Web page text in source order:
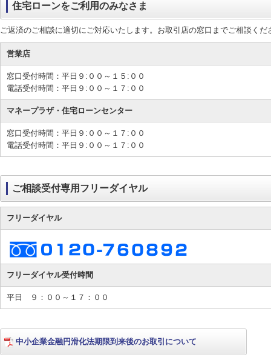
住宅ローンをご利用のみなさま
ご返済のご相談に適切にご対応いたします。お取引店の窓口までご相談くだ
営業店
窓口受付時間：平日９:００～１５:００
電話受付時間：平日９:００～１７:００
マネープラザ・住宅ローンセンター
窓口受付時間：平日９:００～１７:００
電話受付時間：平日９:００～１７:００
ご相談受付専用フリーダイヤル
フリーダイヤル
フリーダイヤル受付時間
平日 ９：００～１７：００
中小企業金融円滑化法期限到来後のお取引について